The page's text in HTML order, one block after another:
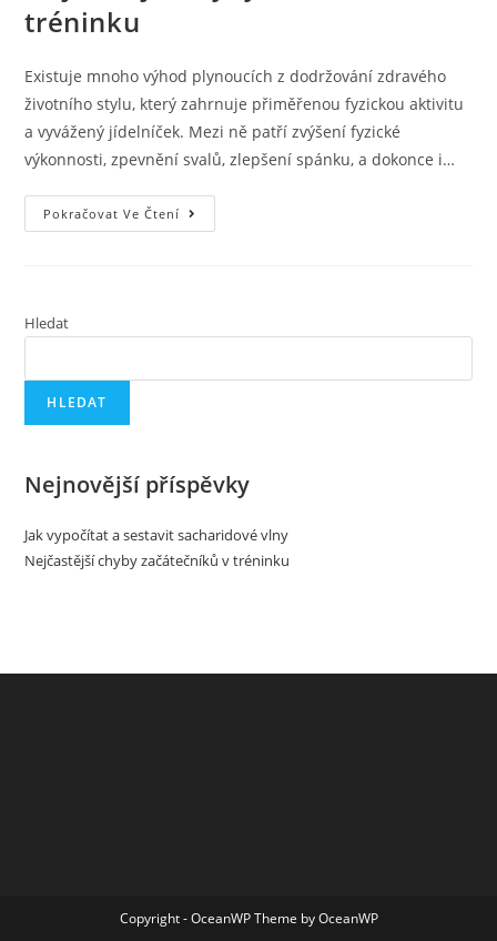
tréninku
Existuje mnoho výhod plynoucích z dodržování zdravého
životního stylu, který zahrnuje přiměřenou fyzickou aktivitu
a vyvážený jídelníček. Mezi ně patří zvýšení fyzické
výkonnosti, zpevnění svalů, zlepšení spánku, a dokonce i…
Pokračovat Ve Čtení Nejčastější
Chyby
Hledat
HLEDAT
Nejnovější příspěvky
Jak vypočítat a sestavit sacharidové vlny
Nejčastější chyby začátečníků v tréninku
Copyright - OceanWP Theme by OceanWP